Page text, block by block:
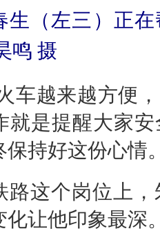
左三）正在
鸣 摄
越来越方便，
就是提醒大家
保持好这份心情
个岗位上，
化让他印象最深